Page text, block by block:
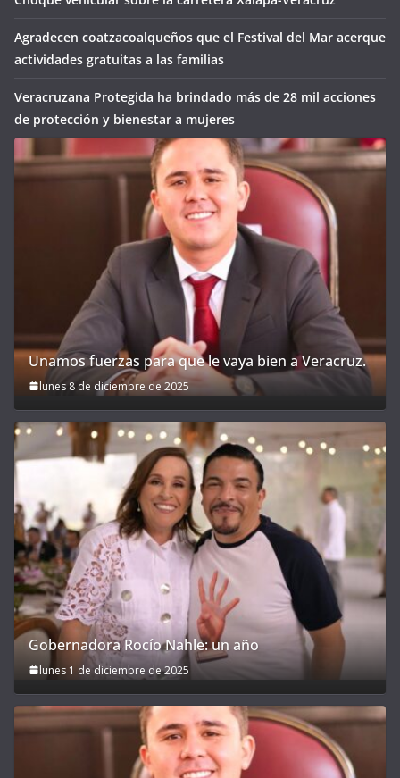
Agradecen coatzacoalqueños que el Festival del Mar acerque
actividades gratuitas a las familias
Veracruzana Protegida ha brindado más de 28 mil acciones
de protección y bienestar a mujeres
Unamos fuerzas para que le vaya bien a Veracruz.
lunes 8 de diciembre de 2025
Gobernadora Rocío Nahle: un año
lunes 1 de diciembre de 2025